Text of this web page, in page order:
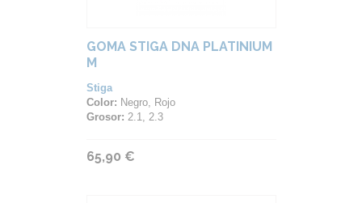
GOMA STIGA DNA PLATINIUM
M
Stiga
Color: Negro, Rojo
Grosor: 2.1, 2.3
65,90 €